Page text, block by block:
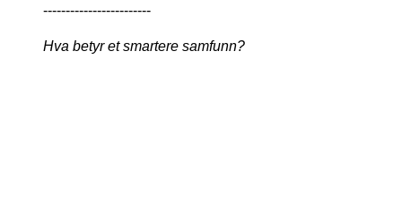
------------------------
Hva betyr et smartere samfunn?